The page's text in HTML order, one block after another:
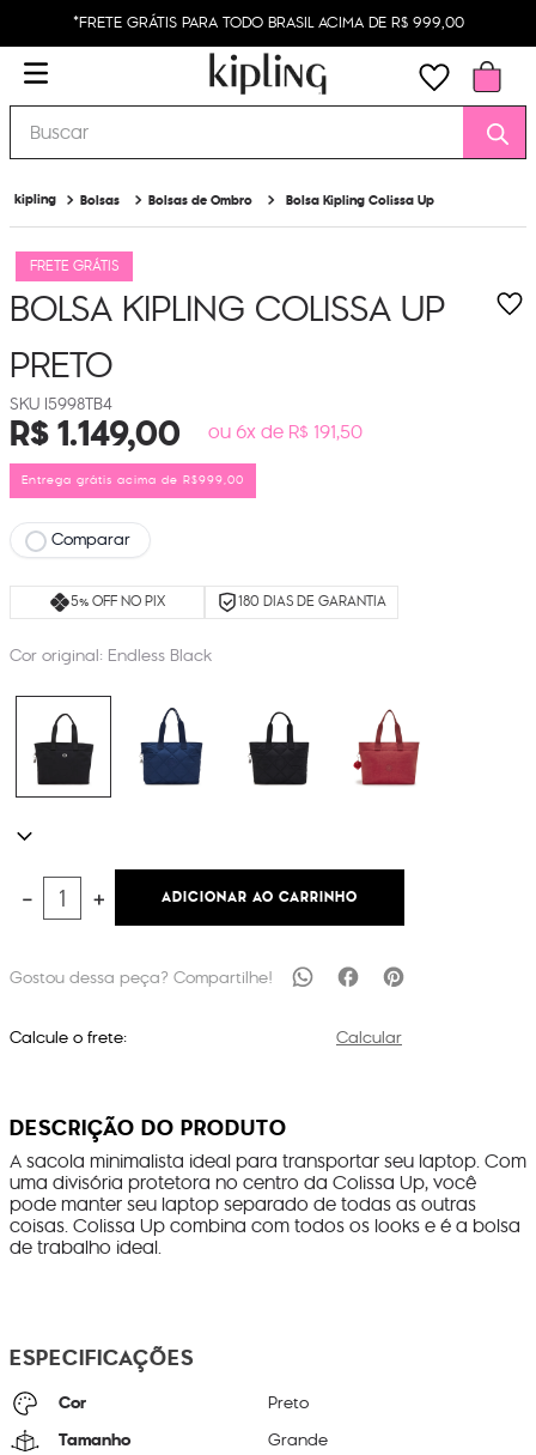
*FRETE GRÁTIS PARA TODO BRASIL ACIMA DE R$ 999,00
Buscar
Bolsas Bolsas de Ombro Bolsa Kipling Colissa Up
FRETE GRÁTIS
BOLSA KIPLING COLISSA UP
PRETO
I5998TB4
R$1.149,00 ou 6x de R$ 191,50
Entrega grátis acima de R$999,00
Comparar
5% OFF NO PIX 180 DIAS DE GARANTIA
Cor original: Endless Black
＋
－ ADICIONAR AO CARRINHO
Calcule o frete: Calcular
DESCRIÇÃO DO PRODUTO
A sacola minimalista ideal para transportar seu laptop. Com
uma divisória protetora no centro da Colissa Up, você
pode manter seu laptop separado de todas as outras
coisas. Colissa Up combina com todos os looks e é a bolsa
de trabalho ideal.
ESPECIFICAÇÕES
Cor Preto
Tamanho Grande